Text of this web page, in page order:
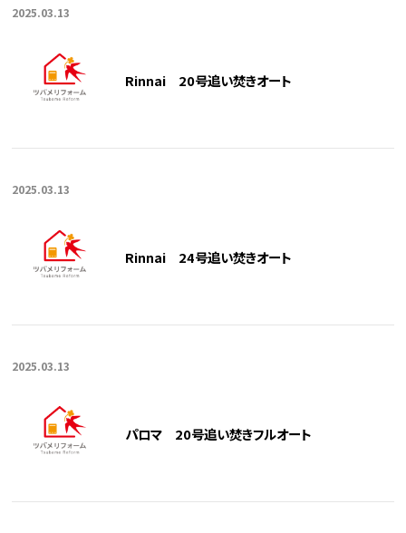
2025.03.13
Rinnai 20号追い焚きオート
2025.03.13
Rinnai 24号追い焚きオート
2025.03.13
パロマ 20号追い焚きフルオート